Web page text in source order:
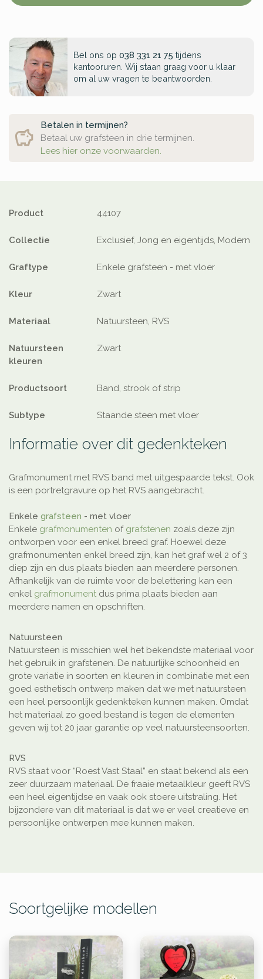
Bel ons op 038 331 21 75 tijdens
kantooruren. Wij staan graag voor u klaar
om al uw vragen te beantwoorden.
Betalen in termijnen?
Betaal uw grafsteen in drie termijnen.
Lees hier onze voorwaarden.
Product 44107
Collectie Exclusief, Jong en eigentijds, Modern
Graftype Enkele grafsteen - met vloer
Kleur Zwart
Materiaal Natuursteen, RVS
Natuursteen
kleuren
Zwart
Productsoort Band, strook of strip
Subtype Staande steen met vloer
Informatie over dit gedenkteken
Grafmonument met RVS band met uitgespaarde tekst. Ook
is een portretgravure op het RVS aangebracht.
Enkele grafsteen - met vloer
Enkele grafmonumenten of grafstenen zoals deze zijn
ontworpen voor een enkel breed graf. Hoewel deze
grafmonumenten enkel breed zijn, kan het graf wel 2 of 3
diep zijn en dus plaats bieden aan meerdere personen.
Afhankelijk van de ruimte voor de belettering kan een
enkel grafmonument dus prima plaats bieden aan
meerdere namen en opschriften.
Natuursteen
Natuursteen is misschien wel het bekendste materiaal voor
het gebruik in grafstenen. De natuurlijke schoonheid en
grote variatie in soorten en kleuren in combinatie met een
goed esthetisch ontwerp maken dat we met natuursteen
een heel persoonlijk gedenkteken kunnen maken. Omdat
het materiaal zo goed bestand is tegen de elementen
geven wij tot 20 jaar garantie op veel natuursteensoorten.
RVS
RVS staat voor “Roest Vast Staal” en staat bekend als een
zeer duurzaam materiaal. De fraaie metaalkleur geeft RVS
een heel eigentijdse en vaak ook stoere uitstraling. Het
bijzondere van dit materiaal is dat we er veel creatieve en
persoonlijke ontwerpen mee kunnen maken.
Soortgelijke modellen